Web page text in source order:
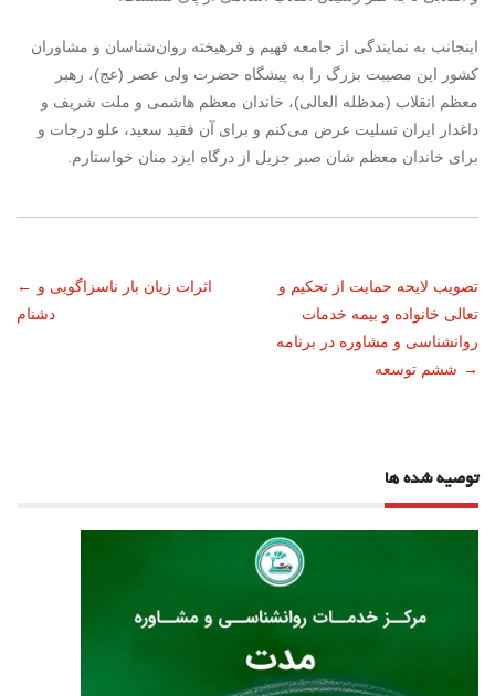
اینجانب به نمایندگی از جامعه فهیم و فرهیخته روان‌شناسان و مشاوران
کشور این مصیبت بزرگ را به پیشگاه حضرت ولی عصر (عج)، رهبر
معظم انقلاب (مدظله العالی)، خاندان معظم هاشمی و ملت شریف و
داغدار ایران تسلیت عرض می‌کنم و برای آن فقید سعید، علو درجات و
برای خاندان معظم شان صبر جزیل از درگاه ایزد منان خواستارم.
ناوبری
نوشته
← اثرات زیان بار ناسزاگویی و
دشنام
تصویب لایحه حمایت از تحکیم و
تعالی خانواده و بیمه خدمات
روانشناسی و مشاوره در برنامه
ششم توسعه →
توصیه شده ها